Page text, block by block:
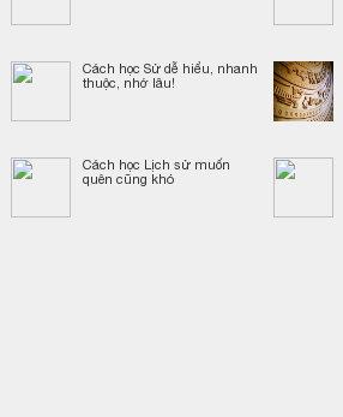
Cách học Sử dễ hiểu, nhanh
thuộc, nhớ lâu!
Cách học Lịch sử muốn
quên cũng khó